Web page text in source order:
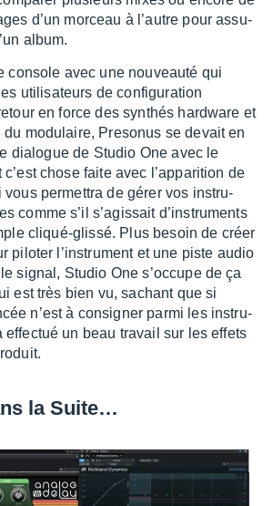
d’un morceau à l’autre pour assu­
album.
console avec une nouveauté qui
utili­sa­teurs de confi­gu­ra­tion
en force des synthés hard­ware et
du modu­laire, Preso­nus se devait en
dialogue de Studio One avec le
chose faite avec l’ap­pa­ri­tion de
vous permet­tra de gérer vos instru­
comme s’il s’agis­sait d’ins­tru­ments
cliqué-glissé. Plus besoin de créer
pilo­ter l’ins­tru­ment et une piste audio
signal, Studio One s’oc­cupe de ça
est très bien vu, sachant que si
n’est à consi­gner parmi les instru­
effec­tué un beau travail sur les effets
la Suite…